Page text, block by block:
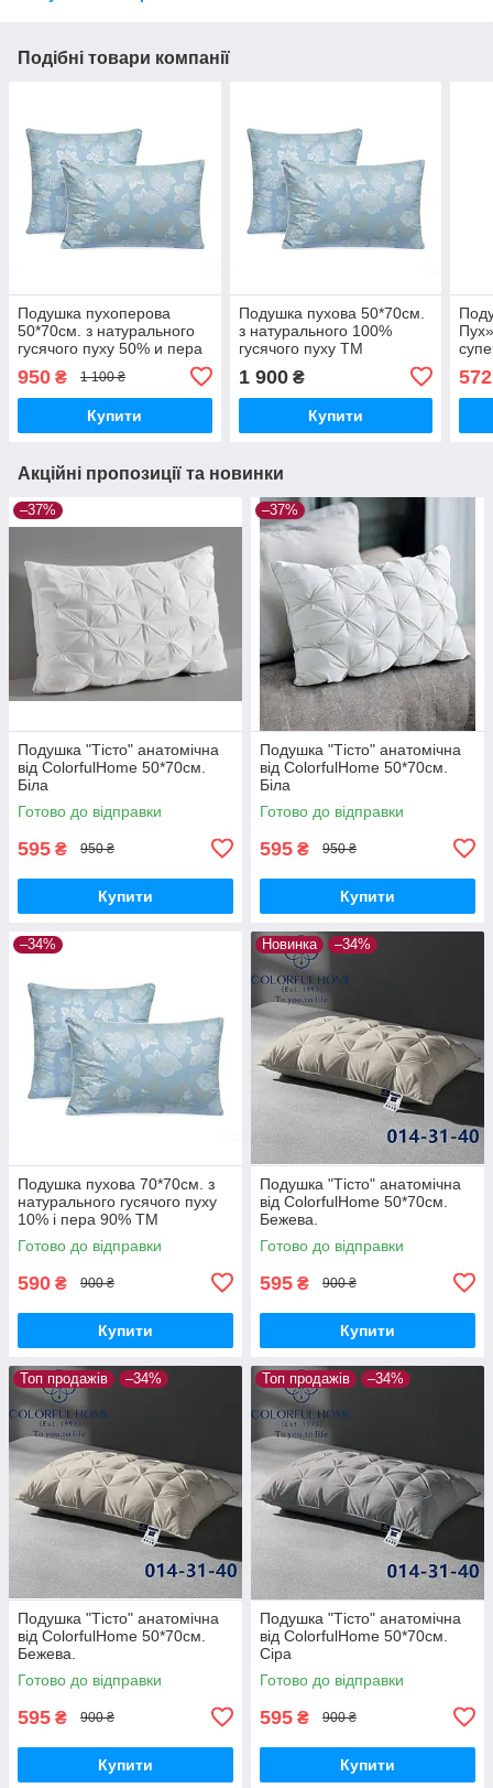
Подібні товари компанії
Подушка пухоперова
50*70см. з натурального
гусячого пуху 50% и пера
950 ₴ 1 100 ₴
Купити
Подушка пухова 50*70см.
з натурального 100%
гусячого пуху ТМ
1 900₴
Купити
572
Акційні пропозиції та новинки
–37%
Подушка "Тісто" анатомічна
від ColorfulHome 50*70см.
Біла
Готово до відправки
595 ₴ 950 ₴
Купити
–37%
Подушка "Тісто" анатомічна
від ColorfulHome 50*70см.
Біла
Готово до відправки
595 ₴ 950 ₴
Купити
–34%
Подушка пухова 70*70см. з
натурального гусячого пуху
10% і пера 90% ТМ
Александро.
Готово до відправки
590 ₴ 900 ₴
Купити
Новинка –34%
Подушка "Тісто" анатомічна
від ColorfulHome 50*70см.
Бежева.
Готово до відправки
595 ₴ 900 ₴
Купити
Топ продажів –34%
Подушка "Тісто" анатомічна
від ColorfulHome 50*70см.
Бежева.
Готово до відправки
595 ₴ 900 ₴
Купити
Топ продажів –34%
Подушка "Тісто" анатомічна
від ColorfulHome 50*70см.
Сіра
Готово до відправки
595 ₴ 900 ₴
Купити